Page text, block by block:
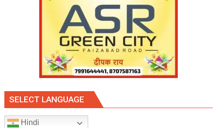
SELECT LANGUAGE
Hindi